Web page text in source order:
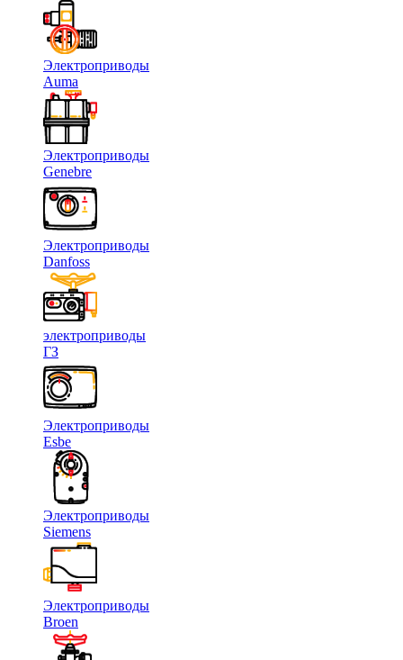
Электроприводы
Auma
Электроприводы
Genebre
Электроприводы
Danfoss
электроприводы
ГЗ
Электроприводы
Esbe
Электроприводы
Siemens
Электроприводы
Broen